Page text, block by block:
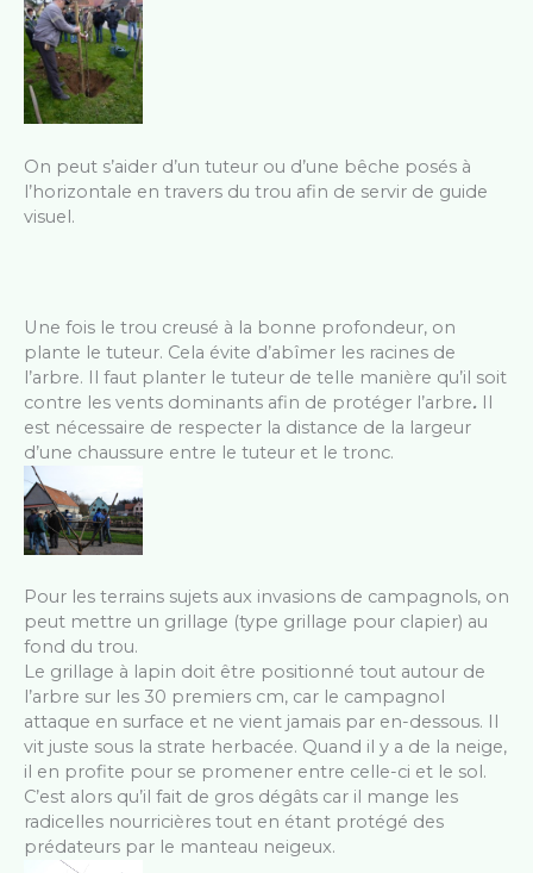
On peut s’aider d’un tuteur ou d’une bêche posés à
l’horizontale en travers du trou afin de servir de guide
visuel.
Une fois le trou creusé à la bonne profondeur, on
plante le tuteur. Cela évite d’abîmer les racines de
l’arbre. Il faut planter le tuteur de telle manière qu’il soit
contre les vents dominants afin de protéger l’arbre. Il
est nécessaire de respecter la distance de la largeur
d’une chaussure entre le tuteur et le tronc.
Pour les terrains sujets aux invasions de campagnols, on
peut mettre un grillage (type grillage pour clapier) au
fond du trou.
Le grillage à lapin doit être positionné tout autour de
l’arbre sur les 30 premiers cm, car le campagnol
attaque en surface et ne vient jamais par en-dessous. Il
vit juste sous la strate herbacée. Quand il y a de la neige,
il en profite pour se promener entre celle-ci et le sol.
C’est alors qu’il fait de gros dégâts car il mange les
radicelles nourricières tout en étant protégé des
prédateurs par le manteau neigeux.